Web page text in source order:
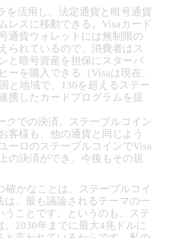
を活用し、法定通貨と暗号通貨
レスに移動できる。Visaカード
通貨ウォレットには無制限の
られているので、消費者はス
と暗号資産を担保にスターバ
ーを購入できる（Visaは現在、
と地域で、130を超えるステー
携したカードプログラムを提
クでの決済。ステーブルコイン
客様も、他の通貨と同じよう
ーロのステーブルコインでVisa
の決済ができ、今後もその規
確かなことは、ステーブルコイ
は、最も議論されるテーマの一
うことです。というのも、ステ
、2030年までに最大4兆ドルに